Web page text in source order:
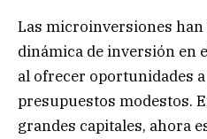
Las microinversiones
dinámica de inversión en
al ofrecer oportunidades
presupuestos modestos.
grandes capitales, ahora